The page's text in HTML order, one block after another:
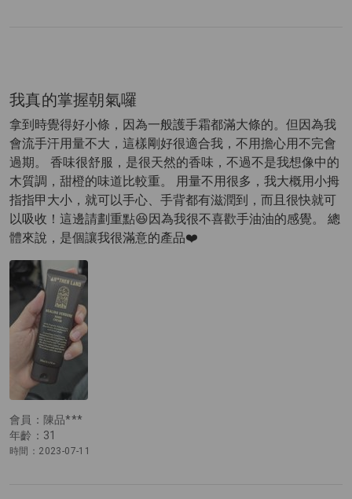
會員：陳品***
年齡：31
時間：2023-07-11
我真的掌握朝氣囉
拿到時覺得好小條，因為一般護手霜都滿大條的。但因為我
會流手汗用量不大，這樣剛好很適合我，不用擔心用不完會
過期。 香味很舒服，是很天然的香味，不過不是我想像中的
木質調，甜橙的味道比較重。 用量不用很多，我大概用小拇
指指甲大小，就可以手心、手背都有滋潤到，而且很快就可
以吸收！這邊請劃重點😆因為我很不喜歡手油油的感覺。 總
體來說，是個讓我很滿意的產品❤️